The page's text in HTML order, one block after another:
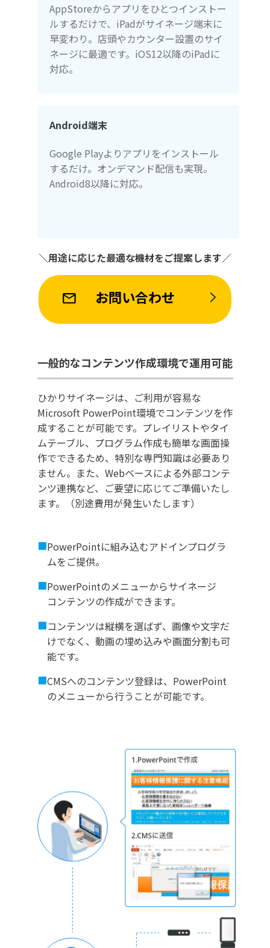
AppStoreからアプリをひとつインストー
ルするだけで、iPadがサイネージ端末に
早変わり。店頭やカウンター設置のサイ
ネージに最適です。iOS12以降のiPadに
対応。
Android端末
Google Playよりアプリをインストール
するだけ。オンデマンド配信も実現。
Android8以降に対応。
＼用途に応じた最適な機材をご提案します／
お問い合わせ
一般的なコンテンツ作成環境で運用可能
ひかりサイネージは、ご利用が容易な
Microsoft PowerPoint環境でコンテンツを作
成することが可能です。プレイリストやタイ
ムテーブル、プログラム作成も簡単な画面操
作でできるため、特別な専門知識は必要あり
ません。また、Webベースによる外部コンテ
ンツ連携など、ご要望に応じてご準備いたし
ます。（別途費用が発生いたします）
■PowerPointに組み込むアドインプログラ
ムをご提供。
■PowerPointのメニューからサイネージ
コンテンツの作成ができます。
■コンテンツは縦横を選ばず、画像や文字だ
けでなく、動画の埋め込みや画面分割も可
能です。
■CMSへのコンテンツ登録は、PowerPoint
のメニューから行うことが可能です。